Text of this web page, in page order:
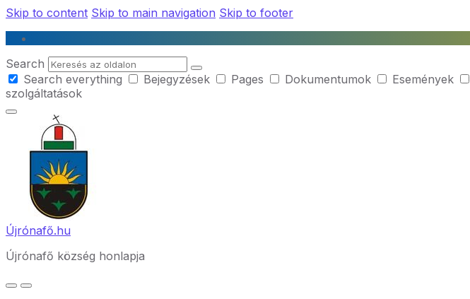
Skip to content Skip to main navigation Skip to footer
Search
Search everything
Bejegyzések Pages Dokumentumok Események
szolgáltatások
Újrónafő.hu
Újrónafő község honlapja